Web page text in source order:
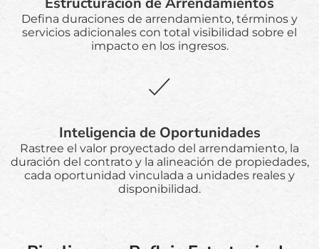
Defina duraciones de arrendamiento, términos y
servicios adicionales con total visibilidad sobre el
impacto en los ingresos.
Inteligencia de Oportunidades
Rastree el valor proyectado del arrendamiento, la
duración del contrato y la alineación de propiedades,
cada oportunidad vinculada a unidades reales y
disponibilidad.